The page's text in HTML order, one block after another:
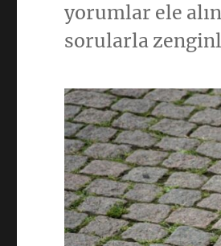
yorumlar ele
sorularla